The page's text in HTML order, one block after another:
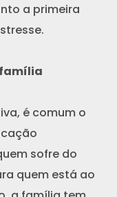
a primeira
é comum o
sofre do
quem está ao